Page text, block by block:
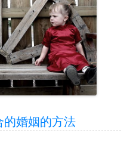
婚姻的方法